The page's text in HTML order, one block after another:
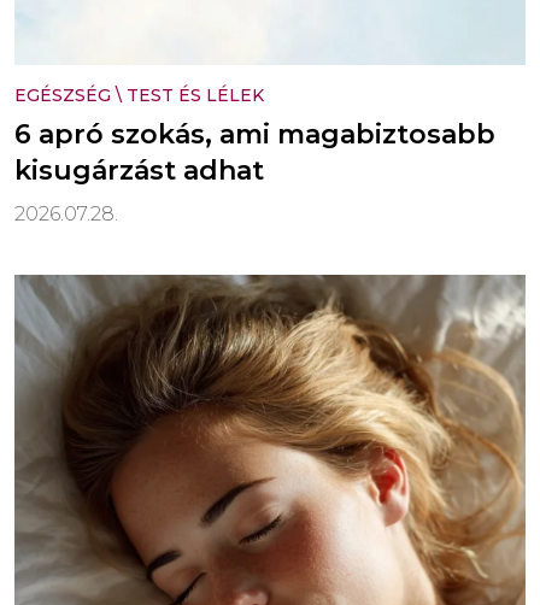
EGÉSZSÉG \ TEST ÉS LÉLEK
6 apró szokás, ami magabiztosabb
kisugárzást adhat
2026.07.28.